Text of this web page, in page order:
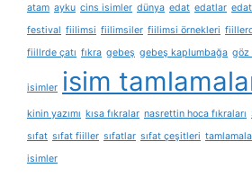
atam ayku cins isimler dünya edat edatlar
festival fiilimsi fiilimsiler fiilimsi örnekleri
fiillrde çatı fıkra gebeş gebeş kaplumbağa göz
isimler isim
kinin yazımı kısa fıkralar nasrettin hoca fıkraları
sıfat sıfat fiiller sıfatlar sıfat çeşitleri
isimler